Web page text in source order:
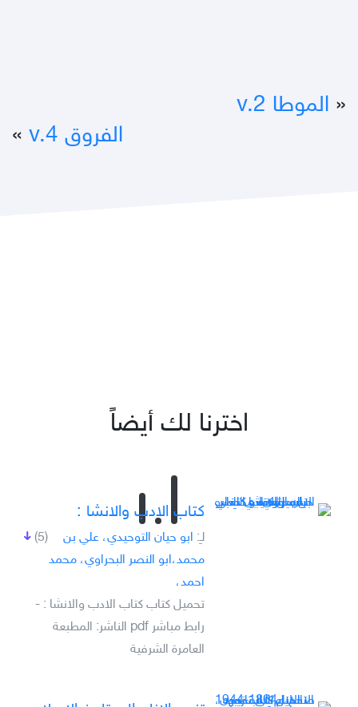
« الموطا v.2
الفروق v.4
»
اخترنا لك أيضاً
كتاب الادب والانشا :
(5) لـِ: ابو حيان التوحيدي، علي بن
محمد،ابو النصر البحراوي، محمد
احمد،
تحميل كتاب كتاب الادب والانشا : -
رابط مباشر pdf الناشر: المطبعة
العامرة الشرفية